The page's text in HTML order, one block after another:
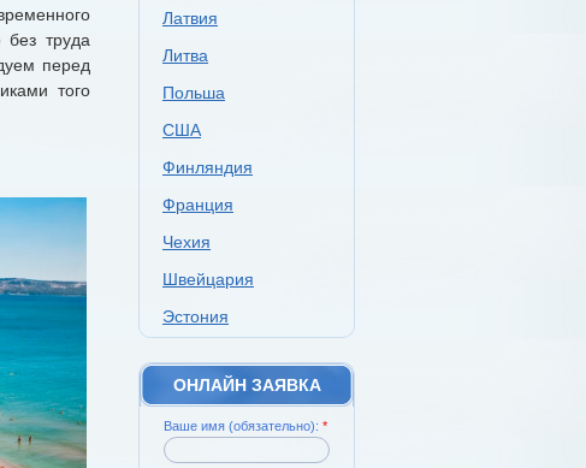
без труда
перед
того
Латвия
Литва
Польша
США
Финляндия
Франция
Чехия
Швейцария
Эстония
ОНЛАЙН ЗАЯВКА
Ваше имя (обязательно): *